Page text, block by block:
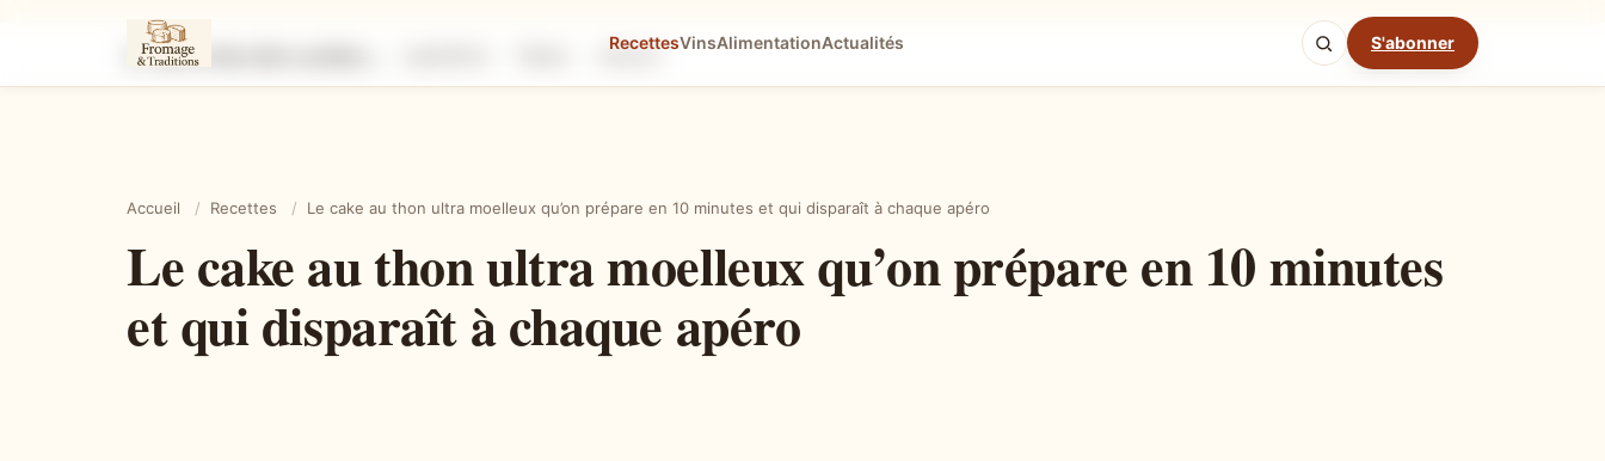
RecettesVinsAlimentationActualités S'abonner
Astuces Mode cuisine
Accueil / Recettes / Le cake au thon ultra moelleux qu’on prépare en 10 minutes et qui disparaît à chaque apéro
Le cake au thon ultra moelleux qu’on prépare en 10 minutes
et qui disparaît à chaque apéro